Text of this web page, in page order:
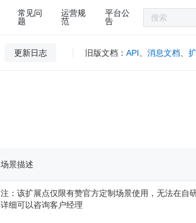
常见问
题
运营规
范
平台公
告
更新日志 旧版文档： API 消息文档
场景描述
注：该扩展点仅限有赞官方定制场景使用，无法在自
详细可以咨询客户经理